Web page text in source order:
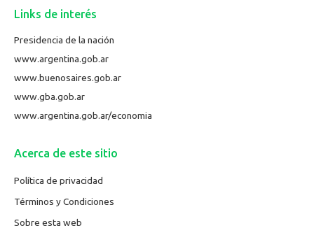
Links de interés
Presidencia de la nación
www.argentina.gob.ar
www.buenosaires.gob.ar
www.gba.gob.ar
www.argentina.gob.ar/economia
Acerca de este sitio
Política de privacidad
Términos y Condiciones
Sobre esta web